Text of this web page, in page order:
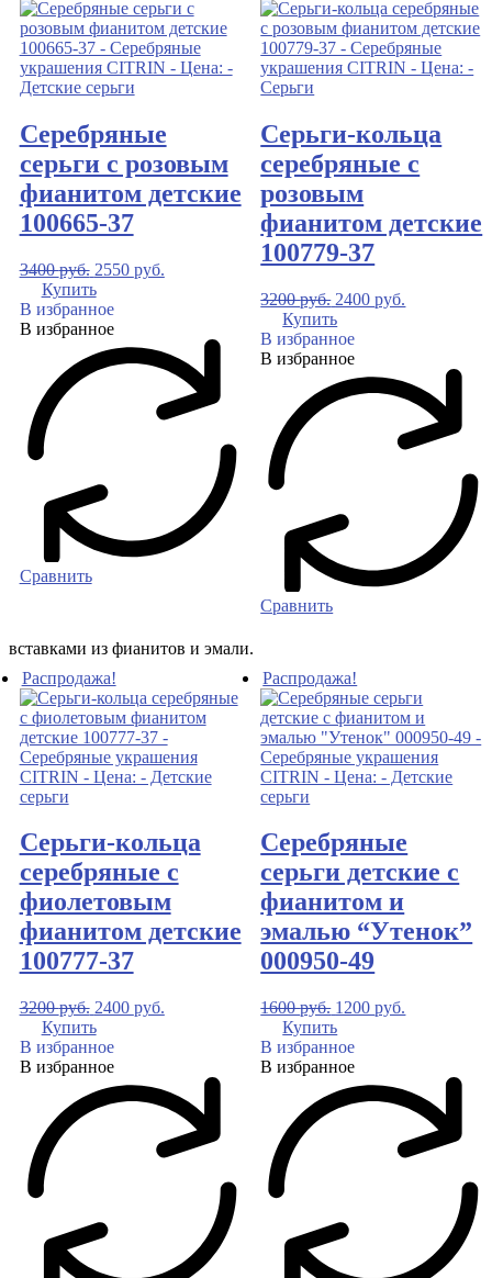
Серебряные
серьги с розовым
фианитом детские
100665-37
3400руб. 2550 руб.
Купить
В избранное
В избранное
Сравнить
Серьги-кольца
серебряные с
розовым
фианитом детские
100779-37
3200руб. 2400руб.
Купить
В избранное
В избранное
Сравнить
Распродажа!
Серьги-кольца
серебряные с
фиолетовым
фианитом детские
100777-37
3200руб. 2400 руб.
Купить
В избранное
В избранное
Распродажа!
Серебряные
серьги детские с
фианитом и
эмалью “Утенок”
000950-49
1600руб. 1200руб.
Купить
В избранное
В избранное
вставками из фианитов и эмали.